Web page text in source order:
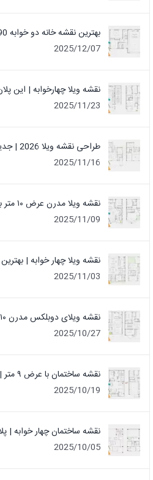
بهترین نقشه خانه دو خوابه 90 متری اینجاست!
2025/12/07
نقشه ویلا چهارخوابه | این
2025/11/23
طراحی نقشه ویلا 2026 | جدیدترین پلان ویلا دوبلکس
2025/11/16
نقشه ویلا مدرن عرض ۱۰ متر با خطوط منحنی شگفت انگیز
2025/11/09
نقشه ویلا چهار خوابه | بهترین
2025/11/03
نقشه ویلای دوبلکس مدرن ۱۰×۱۳ با تراس رویایی
2025/10/27
نقشه ساختمان با عرض ۹ متر | پلان سه‌خوابه شیک
2025/10/19
نقشه ساختمان چهار خوابه |
2025/10/05